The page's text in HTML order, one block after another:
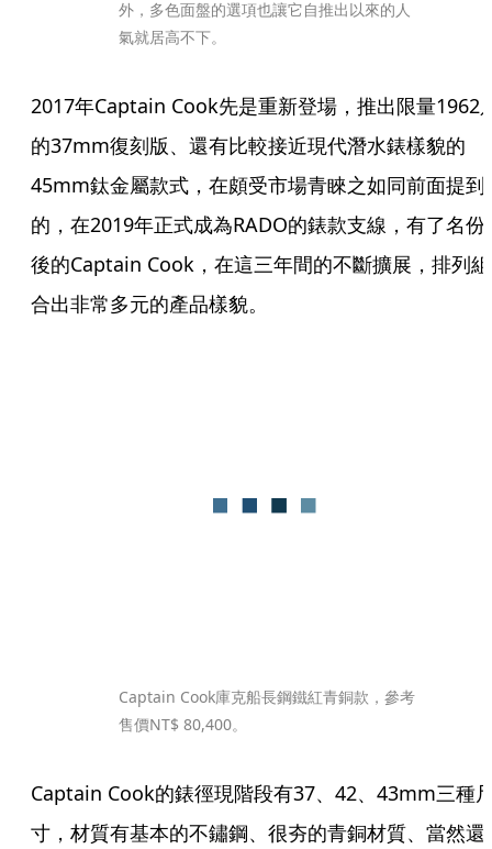
外，多色面盤的選項也讓它自推出以來的人
氣就居高不下。
2017年Captain Cook先是重新登場，推出限量1962
的37mm復刻版、還有比較接近現代潛水錶樣貌的
45mm鈦金屬款式，在頗受市場青睞之如同前面提到
的，在2019年正式成為RADO的錶款支線，有了名份
後的Captain Cook，在這三年間的不斷擴展，排列組
合出非常多元的產品樣貌。
Captain Cook庫克船長鋼鐵紅青銅款，參考
售價NT$ 80,400。
Captain Cook的錶徑現階段有37、42、43mm三種
寸，材質有基本的不鏽鋼、很夯的青銅材質、當然還